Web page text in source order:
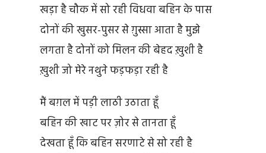
खड़ा है चौक में सो रही विधवा बहिन के पास
दोनों की खुसर-पुसर से ग़ुस्सा आता है मुझे
लगता है दोनों को मिलन की बेहद ख़ुशी है
ख़ुशी जो मेरे नथुने फड़फड़ा रही है
मैं बग़ल में पड़ी लाठी उठाता हूँ
बहिन की खाट पर ज़ोर से तानता हूँ
देखता हूँ कि बहिन सरणाटे से सो रही है